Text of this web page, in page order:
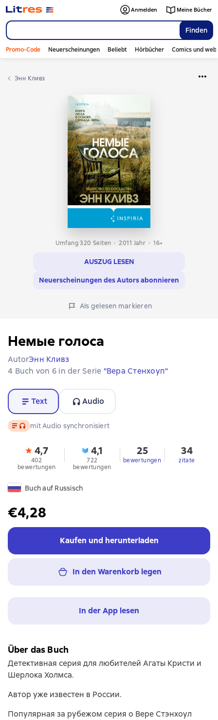
Finden
Anmelden Meine Bücher
Promo-Code Neuerscheinungen Beliebt Hörbücher Comics und
Энн Кливз
Umfang 320 Seiten 2011 Jahr 16+
AUSZUG LESEN
Neuerscheinungen des Autors abonnieren
Als gelesen markieren
Немые голоса
AutorЭнн Кливз
4 Buch von 6 in der Serie "Вера Стенхоуп"
Text Audio
Text, Audioformat verfügbar
mit Audio synchronisiert
4,7
402
bewertungen
4,1
722
bewertungen
25
bewertungen
34
zitate
Buch auf Russisch
€4,28
Kaufen und herunterladen
In den Warenkorb legen
In der App lesen
Über das Buch
Детективная серия для любителей Агаты Кристи и
Шерлока Холмса.
Автор уже известен в России.
Популярная за рубежом серия о Вере Стэнхоул